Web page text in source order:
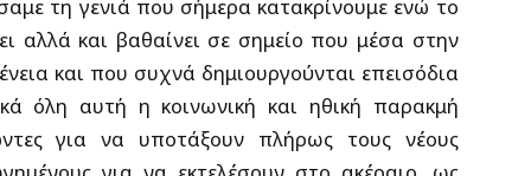
τη γενιά που σήμερα κατακρίνουμε ενώ το
αλλά και βαθαίνει σε σημείο που μέσα στην
και που συχνά δημιουργούνται επεισόδια
όλη αυτή η κοινωνική και ηθική παρακμή
για να υποτάξουν πλήρως τους νέους